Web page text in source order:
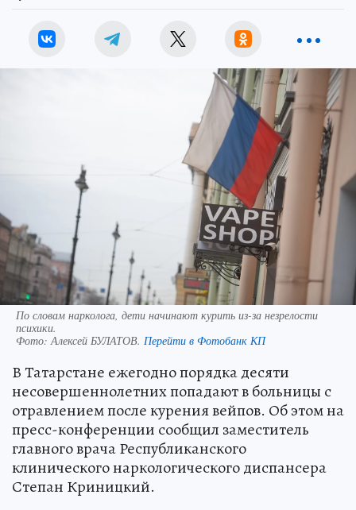
По словам нарколога, дети начинают курить из-за незрелости
психики.
Фото:Алексей БУЛАТОВ. Перейти в Фотобанк КП
В Татарстане ежегодно порядка десяти
несовершеннолетних попадают в больницы с
отравлением после курения вейпов. Об этом на
пресс-конференции сообщил заместитель
главного врача Республиканского
клинического наркологического диспансера
Степан Криницкий.